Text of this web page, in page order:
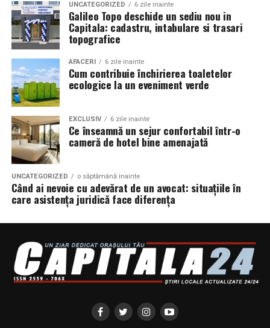
UNCATEGORIZED 6 zile inainte
Galileo Topo deschide un sediu nou in
Capitala: cadastru, intabulare si trasari
topografice
AFACERI 6 zile inainte
Cum contribuie închirierea toaletelor
ecologice la un eveniment verde
EXCLUSIV 6 zile inainte
Ce înseamnă un sejur confortabil într-o
cameră de hotel bine amenajată
UNCATEGORIZED o săptămână inainte
Când ai nevoie cu adevărat de un avocat: situațiile în
care asistența juridică face diferența